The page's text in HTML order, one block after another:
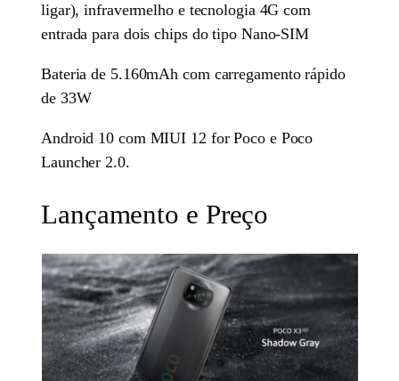
ligar), infravermelho e tecnologia 4G com
entrada para dois chips do tipo Nano-SIM
Bateria de 5.160mAh com carregamento rápido
de 33W
Android 10 com MIUI 12 for Poco e Poco
Launcher 2.0.
Lançamento e Preço